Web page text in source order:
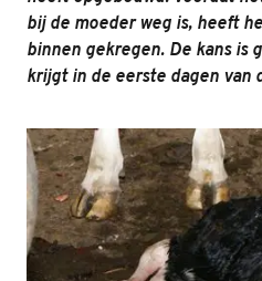
bij de moeder weg is, heeft
binnen gekregen. De kans is
krijgt in de eerste dagen van